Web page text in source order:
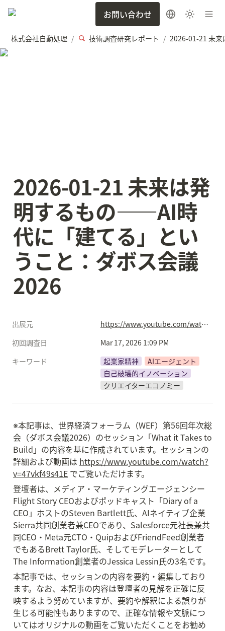
お問い合わせ
株式会社自動処理 / 技術調査研究レポート /
2026-01-21 未来は発
明するもの——AI時
代に「建てる」とい
うこと：ダボス会議
2026
出展元
https://www.youtube.com/watch?v=47vkf49s41E&list=PL7m903CwFUgmYkE5HorVe2w0R44argXEJ&index=137
初回調査日
Mar 17, 2026 1:09 PM
キーワード
起業家精神
AIエージェント
自己破壊的イノベーション
クリエイターエコノミー
※本記事は、世界経済フォーラム（WEF）第56回年次総
会（ダボス会議2026）のセッション「What it Takes to
Build」の内容を基に作成されています。セッションの
詳細および動画は https://www.youtube.com/watch?
v=47vkf49s41E でご覧いただけます。
登壇者は、メディア・マーケティングエージェンシー
Flight Story CEOおよびポッドキャスト「Diary of a
CEO」ホストのSteven Bartlett氏、AIネイティブ企業
Sierra共同創業者兼CEOであり、Salesforce元社長兼共
同CEO・Meta元CTO・QuipおよびFriendFeed創業者
でもあるBrett Taylor氏、そしてモデレーターとして
The Information創業者のJessica Lessin氏の3名です。
本記事では、セッションの内容を要約・編集しており
ます。なお、本記事の内容は登壇者の見解を正確に反
映するよう努めていますが、要約や解釈による誤りが
生じる可能性もありますので、正確な情報や文脈につ
いてはオリジナルの動画をご覧いただくことをお勧め